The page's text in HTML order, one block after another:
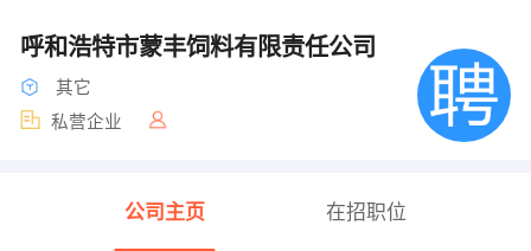
呼和浩特市蒙丰饲料有限责任公司
其它
私营企业
公司主页 在招职位